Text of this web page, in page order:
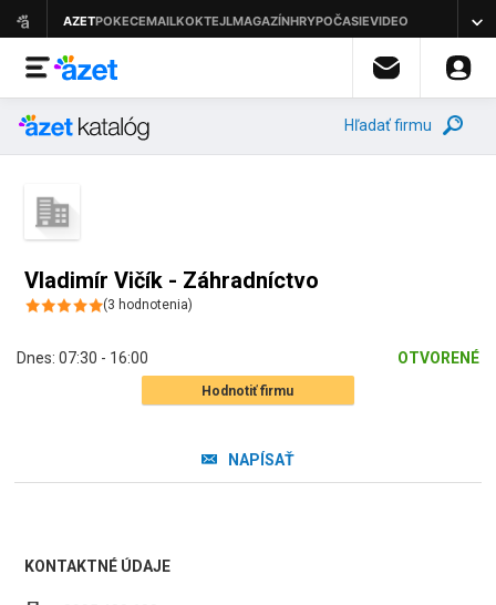
Hľadať firmu
Vladimír Vičík - Záhradníctvo
(3 hodnotenia)
Dnes: 07:30 - 16:00 OTVORENÉ
Hodnotiť firmu
NAPÍSAŤ
KONTAKTNÉ ÚDAJE